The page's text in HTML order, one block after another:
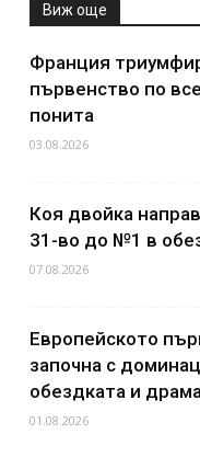
Виж още
Франция
първенство по
понита
03.08.2026
Коя двойка
31-во до №1 в
07.08.2026
Европейското
започна с
обездката и
01.08.2026